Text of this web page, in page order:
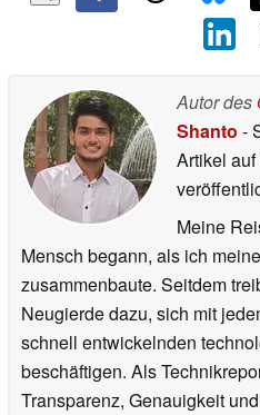
Autor des
Shanto -
Artikel
Meine
Mensch begann, als ich
zusammenbaute. Seitdem
Neugierde dazu, sich mit
schnell entwickelnden
beschäftigen. Als
Transparenz, Genauigkeit